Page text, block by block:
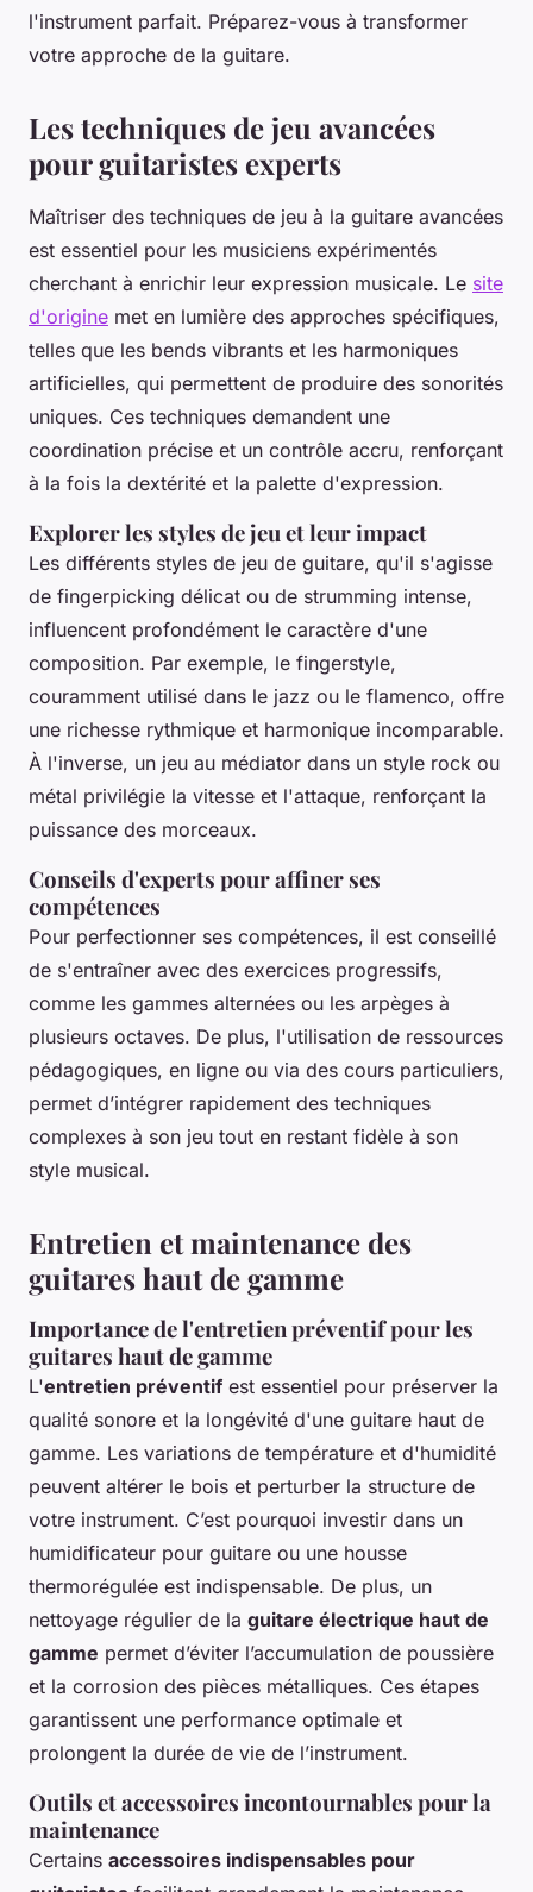
l'instrument parfait. Préparez-vous à transformer
votre approche de la guitare.
Les techniques de jeu avancées
pour guitaristes experts
Maîtriser des techniques de jeu à la guitare avancées
est essentiel pour les musiciens expérimentés
cherchant à enrichir leur expression musicale. Le site
d'origine met en lumière des approches spécifiques,
telles que les bends vibrants et les harmoniques
artificielles, qui permettent de produire des sonorités
uniques. Ces techniques demandent une
coordination précise et un contrôle accru, renforçant
à la fois la dextérité et la palette d'expression.
Explorer les styles de jeu et leur impact
Les différents styles de jeu de guitare, qu'il s'agisse
de fingerpicking délicat ou de strumming intense,
influencent profondément le caractère d'une
composition. Par exemple, le fingerstyle,
couramment utilisé dans le jazz ou le flamenco, offre
une richesse rythmique et harmonique incomparable.
À l'inverse, un jeu au médiator dans un style rock ou
métal privilégie la vitesse et l'attaque, renforçant la
puissance des morceaux.
Conseils d'experts pour affiner ses
compétences
Pour perfectionner ses compétences, il est conseillé
de s'entraîner avec des exercices progressifs,
comme les gammes alternées ou les arpèges à
plusieurs octaves. De plus, l'utilisation de ressources
pédagogiques, en ligne ou via des cours particuliers,
permet d’intégrer rapidement des techniques
complexes à son jeu tout en restant fidèle à son
style musical.
Entretien et maintenance des
guitares haut de gamme
Importance de l'entretien préventif pour les
guitares haut de gamme
L'entretien préventif est essentiel pour préserver la
qualité sonore et la longévité d'une guitare haut de
gamme. Les variations de température et d'humidité
peuvent altérer le bois et perturber la structure de
votre instrument. C’est pourquoi investir dans un
humidificateur pour guitare ou une housse
thermorégulée est indispensable. De plus, un
nettoyage régulier de la guitare électrique haut de
gamme permet d’éviter l’accumulation de poussière
et la corrosion des pièces métalliques. Ces étapes
garantissent une performance optimale et
prolongent la durée de vie de l’instrument.
Outils et accessoires incontournables pour la
maintenance
Certains accessoires indispensables pour